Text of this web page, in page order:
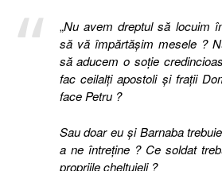
„Nu avem dreptul să locuim
să vă împărtășim mesele ?
să aducem o soție
fac ceilalți apostoli și frații
face Petru ?
Sau doar eu și Barnaba
a ne întreține ? Ce soldat
propriile cheltuieli ?